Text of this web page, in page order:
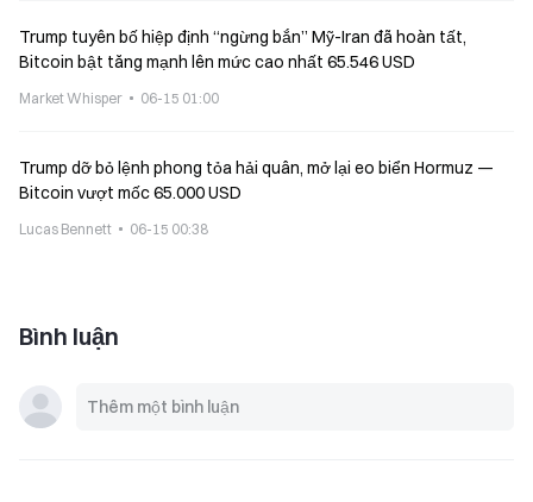
Trump tuyên bố hiệp định “ngừng bắn” Mỹ-Iran đã hoàn tất,
Bitcoin bật tăng mạnh lên mức cao nhất 65.546 USD
Market Whisper 06-15 01:00
Trump dỡ bỏ lệnh phong tỏa hải quân, mở lại eo biển Hormuz —
Bitcoin vượt mốc 65.000 USD
Lucas Bennett 06-15 00:38
Bình luận